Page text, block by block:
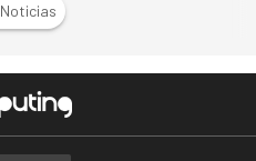
Noticias